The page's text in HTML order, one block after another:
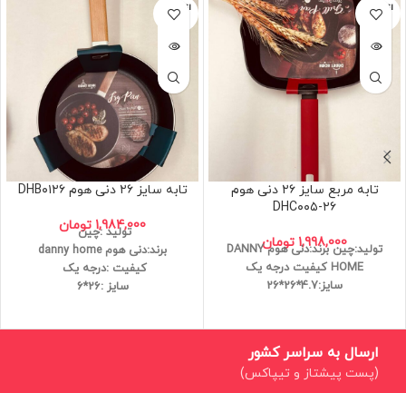
اتمام مو
جودی
تابه مربع سایز ۲۶ دنی هوم
DHC۰۰۵-۲۶
1,998,000 تومان تولید:چین
برند:دنی هوم DANNY
HOME کیفیت درجه یک
سایز:4.7*26*26
اتمام مو
جودی
تابه سایز ۲۶ دنی هوم DHB۰۱۲۶
1,984,000 تومانتولید :چین
برند:دنی هوم danny home
کیفیت :درجه یک
سایز :26*6
ارسال به سراسر کشور
(پست پیشتاز و تیپاکس)